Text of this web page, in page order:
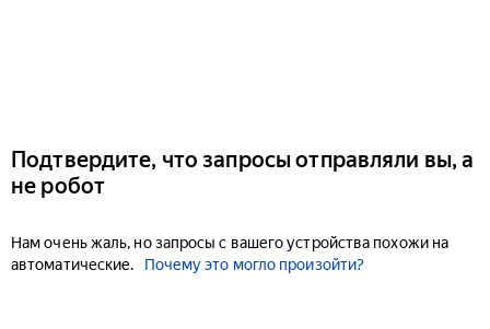
Подтвердите, что запросы отправляли вы, а
не робот
Нам очень жаль, но запросы с вашего устройства похожи на
автоматические.
Почему это могло произойти?